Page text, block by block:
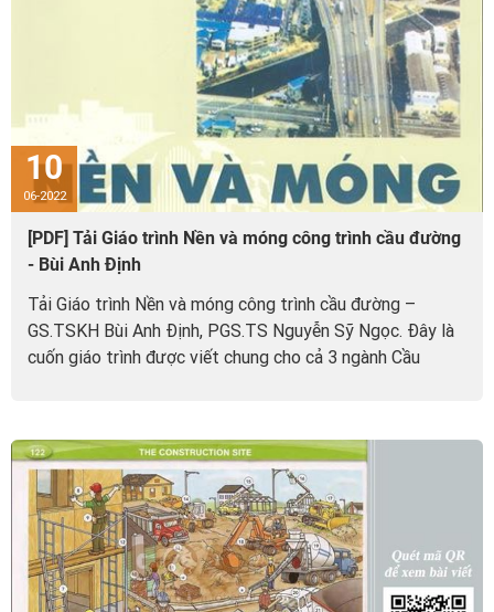
10
06-2022
[PDF] Tải Giáo trình Nền và móng công trình cầu đường
- Bùi Anh Định
Tải Giáo trình Nền và móng công trình cầu đường –
GS.TSKH Bùi Anh Định, PGS.TS Nguyễn Sỹ Ngọc. Đây là
cuốn giáo trình được viết chung cho cả 3 ngành Cầu